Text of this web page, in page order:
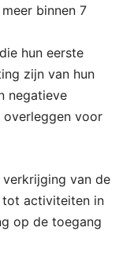
binnen 7
hun eerste
zijn van hun
negatieve
voor
van de
tot activiteiten in
op de toegang